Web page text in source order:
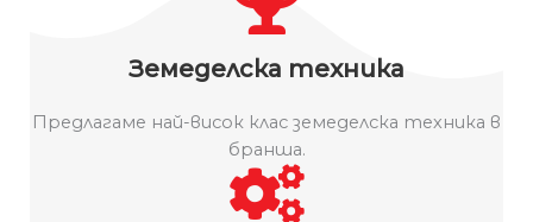
Земеделска техника
Предлагаме най-висок клас земеделска техника в
бранша.